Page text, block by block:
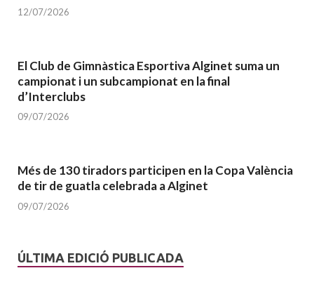
12/07/2026
El Club de Gimnàstica Esportiva Alginet suma un
campionat i un subcampionat en la final
d’Interclubs
09/07/2026
Més de 130 tiradors participen en la Copa València
de tir de guatla celebrada a Alginet
09/07/2026
ÚLTIMA EDICIÓ PUBLICADA